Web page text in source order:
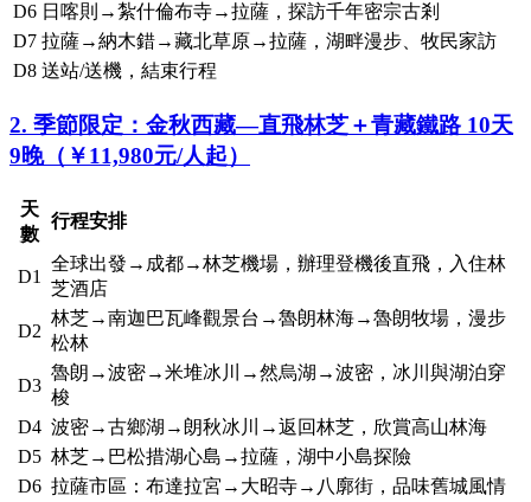
D6 日喀則→紮什倫布寺→拉薩，探訪千年密宗古剎
D7 拉薩→納木錯→藏北草原→拉薩，湖畔漫步、牧民家訪
D8 送站/送機，結束行程
2. 季節限定：金秋西藏—直飛林芝＋青藏鐵路 10天
9晚（￥11,980元/人起）
天
數
行程安排
D1
全球出發→成都→林芝機場，辦理登機後直飛，入住林
芝酒店
D2
林芝→南迦巴瓦峰觀景台→魯朗林海→魯朗牧場，漫步
松林
D3
魯朗→波密→米堆冰川→然烏湖→波密，冰川與湖泊穿
梭
D4 波密→古鄉湖→朗秋冰川→返回林芝，欣賞高山林海
D5 林芝→巴松措湖心島→拉薩，湖中小島探險
D6 拉薩市區：布達拉宮→大昭寺→八廓街，品味舊城風情